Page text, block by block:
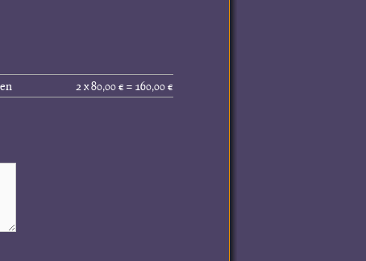
2 x 80,00 € = 160,00 €(inkl.